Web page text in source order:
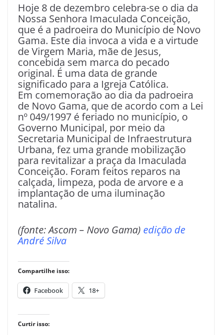
Hoje 8 de dezembro celebra-se o dia da
Nossa Senhora Imaculada Conceição,
que é a padroeira do Município de Novo
Gama. Este dia invoca a vida e a virtude
de Virgem Maria, mãe de Jesus,
concebida sem marca do pecado
original. É uma data de grande
significado para a Igreja Católica.
Em comemoração ao dia da padroeira
de Novo Gama, que de acordo com a Lei
nº 049/1997 é feriado no município, o
Governo Municipal, por meio da
Secretaria Municipal de Infraestrutura
Urbana, fez uma grande mobilização
para revitalizar a praça da Imaculada
Conceição. Foram feitos reparos na
calçada, limpeza, poda de arvore e a
implantação de uma iluminação
natalina.
(fonte: Ascom – Novo Gama) edição de
André Silva
Compartilhe isso:
Facebook 18+
Curtir isso: